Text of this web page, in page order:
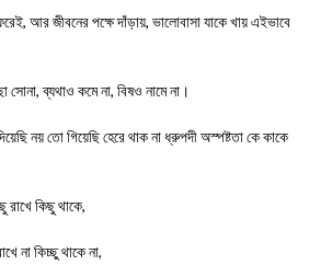
আর জীবনের পক্ষে দাঁড়ায়, ভালোবাসা যাকে খায় এইভাবে
ব্যথাও কমে না, বিষও নামে না।
নয় তো গিয়েছি হেরে থাক না ধ্রুপদী অস্পষ্টতা কে কাকে
কিছু থাকে,
না কিচ্ছু থাকে না,